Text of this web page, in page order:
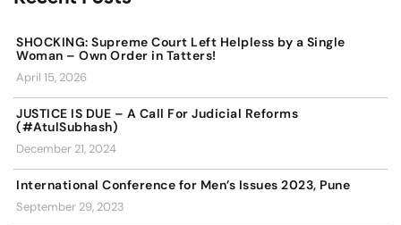
SHOCKING: Supreme Court Left Helpless by a Single
Woman – Own Order in Tatters!
April 15, 2026
JUSTICE IS DUE – A Call For Judicial Reforms
(#AtulSubhash)
December 21, 2024
International Conference for Men’s Issues 2023, Pune
September 29, 2023